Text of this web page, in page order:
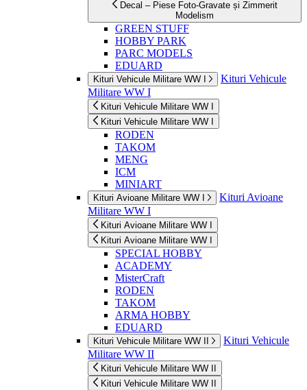
Decal – Piese Foto-Gravate și Zimmerit
Modelism
GREEN STUFF
HOBBY PARK
PARC MODELS
EDUARD
Kituri Vehicule Militare WW I
Kituri Vehicule
Militare WW I
Kituri Vehicule Militare WW I
Kituri Vehicule Militare WW I
RODEN
TAKOM
MENG
ICM
MINIART
Kituri Avioane Militare WW I
Kituri Avioane
Militare WW I
Kituri Avioane Militare WW I
Kituri Avioane Militare WW I
SPECIAL HOBBY
ACADEMY
MisterCraft
RODEN
TAKOM
ARMA HOBBY
EDUARD
Kituri Vehicule Militare WW II
Kituri Vehicule
Militare WW II
Kituri Vehicule Militare WW II
Kituri Vehicule Militare WW II